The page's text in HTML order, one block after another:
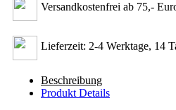
Versandkostenfrei ab 75,-
Lieferzeit: 2-4 Werktage, 14
Beschreibung
Produkt Details